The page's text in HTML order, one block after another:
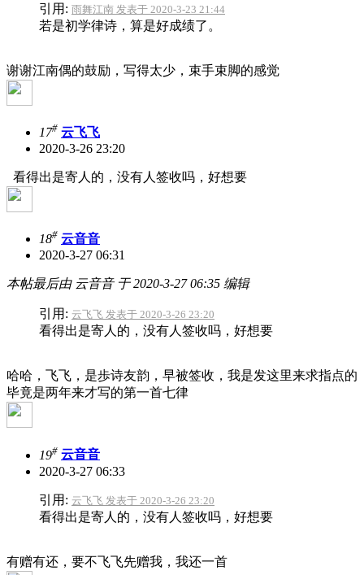
引用: 雨舞江南 发表于 2020-3-23 21:44
若是初学律诗，算是好成绩了。
谢谢江南偶的鼓励，写得太少，束手束脚的感觉
17# 云飞飞
2020-3-26 23:20
看得出是寄人的，没有人签收吗，好想要
18# 云音音
2020-3-27 06:31
本帖最后由 云音音 于 2020-3-27 06:35 编辑
引用: 云飞飞 发表于 2020-3-26 23:20
看得出是寄人的，没有人签收吗，好想要
哈哈，飞飞，是歩诗友韵，早被签收，我是发这里来求指点的
毕竟是两年来才写的第一首七律
19# 云音音
2020-3-27 06:33
引用: 云飞飞 发表于 2020-3-26 23:20
看得出是寄人的，没有人签收吗，好想要
有赠有还，要不飞飞先赠我，我还一首